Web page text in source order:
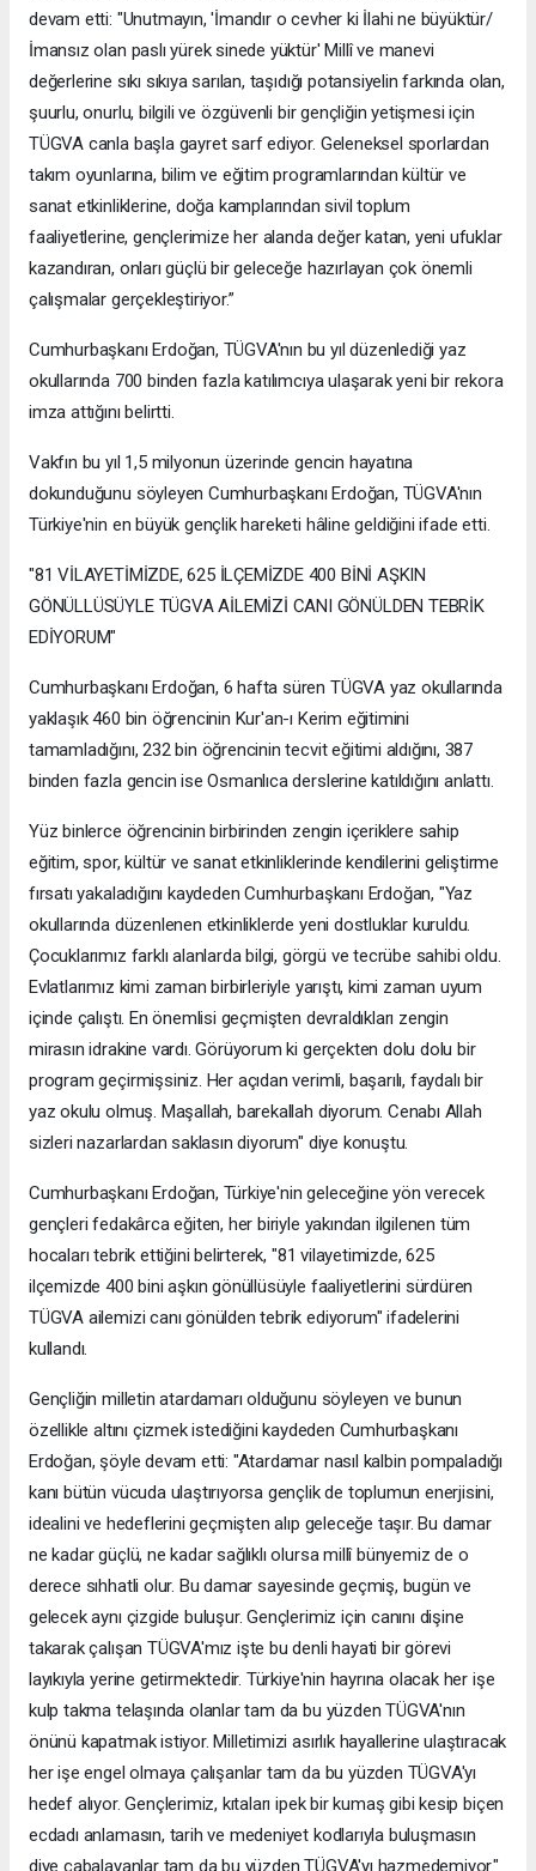
devam etti: "Unutmayın, 'İmandır o cevher ki İlahi ne büyüktür/
İmansız olan paslı yürek sinede yüktür' Millî ve manevi
değerlerine sıkı sıkıya sarılan, taşıdığı potansiyelin farkında olan,
şuurlu, onurlu, bilgili ve özgüvenli bir gençliğin yetişmesi için
TÜGVA canla başla gayret sarf ediyor. Geleneksel sporlardan
takım oyunlarına, bilim ve eğitim programlarından kültür ve
sanat etkinliklerine, doğa kamplarından sivil toplum
faaliyetlerine, gençlerimize her alanda değer katan, yeni ufuklar
kazandıran, onları güçlü bir geleceğe hazırlayan çok önemli
çalışmalar gerçekleştiriyor.”
Cumhurbaşkanı Erdoğan, TÜGVA'nın bu yıl düzenlediği yaz
okullarında 700 binden fazla katılımcıya ulaşarak yeni bir rekora
imza attığını belirtti.
Vakfın bu yıl 1,5 milyonun üzerinde gencin hayatına
dokunduğunu söyleyen Cumhurbaşkanı Erdoğan, TÜGVA'nın
Türkiye'nin en büyük gençlik hareketi hâline geldiğini ifade etti.
"81 VİLAYETİMİZDE, 625 İLÇEMİZDE 400 BİNİ AŞKIN
GÖNÜLLÜSÜYLE TÜGVA AİLEMİZİ CANI GÖNÜLDEN TEBRİK
EDİYORUM"
Cumhurbaşkanı Erdoğan, 6 hafta süren TÜGVA yaz okullarında
yaklaşık 460 bin öğrencinin Kur'an-ı Kerim eğitimini
tamamladığını, 232 bin öğrencinin tecvit eğitimi aldığını, 387
binden fazla gencin ise Osmanlıca derslerine katıldığını anlattı.
Yüz binlerce öğrencinin birbirinden zengin içeriklere sahip
eğitim, spor, kültür ve sanat etkinliklerinde kendilerini geliştirme
fırsatı yakaladığını kaydeden Cumhurbaşkanı Erdoğan, "Yaz
okullarında düzenlenen etkinliklerde yeni dostluklar kuruldu.
Çocuklarımız farklı alanlarda bilgi, görgü ve tecrübe sahibi oldu.
Evlatlarımız kimi zaman birbirleriyle yarıştı, kimi zaman uyum
içinde çalıştı. En önemlisi geçmişten devraldıkları zengin
mirasın idrakine vardı. Görüyorum ki gerçekten dolu dolu bir
program geçirmişsiniz. Her açıdan verimli, başarılı, faydalı bir
yaz okulu olmuş. Maşallah, barekallah diyorum. Cenabı Allah
sizleri nazarlardan saklasın diyorum" diye konuştu.
Cumhurbaşkanı Erdoğan, Türkiye'nin geleceğine yön verecek
gençleri fedakârca eğiten, her biriyle yakından ilgilenen tüm
hocaları tebrik ettiğini belirterek, "81 vilayetimizde, 625
ilçemizde 400 bini aşkın gönüllüsüyle faaliyetlerini sürdüren
TÜGVA ailemizi canı gönülden tebrik ediyorum" ifadelerini
kullandı.
Gençliğin milletin atardamarı olduğunu söyleyen ve bunun
özellikle altını çizmek istediğini kaydeden Cumhurbaşkanı
Erdoğan, şöyle devam etti: "Atardamar nasıl kalbin pompaladığı
kanı bütün vücuda ulaştırıyorsa gençlik de toplumun enerjisini,
idealini ve hedeflerini geçmişten alıp geleceğe taşır. Bu damar
ne kadar güçlü, ne kadar sağlıklı olursa millî bünyemiz de o
derece sıhhatli olur. Bu damar sayesinde geçmiş, bugün ve
gelecek aynı çizgide buluşur. Gençlerimiz için canını dişine
takarak çalışan TÜGVA'mız işte bu denli hayati bir görevi
layıkıyla yerine getirmektedir. Türkiye'nin hayrına olacak her işe
kulp takma telaşında olanlar tam da bu yüzden TÜGVA'nın
önünü kapatmak istiyor. Milletimizi asırlık hayallerine ulaştıracak
her işe engel olmaya çalışanlar tam da bu yüzden TÜGVA'yı
hedef alıyor. Gençlerimiz, kıtaları ipek bir kumaş gibi kesip biçen
ecdadı anlamasın, tarih ve medeniyet kodlarıyla buluşmasın
diye çabalayanlar tam da bu yüzden TÜGVA'yı hazmedemiyor."